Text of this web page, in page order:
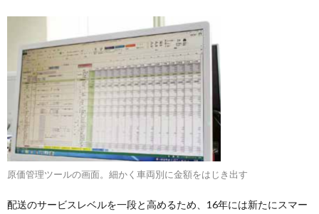
原価管理ツールの画面。細かく車両別に金額をはじき出す
配送のサービスレベルを一段と高めるため、16年には新たにスマー